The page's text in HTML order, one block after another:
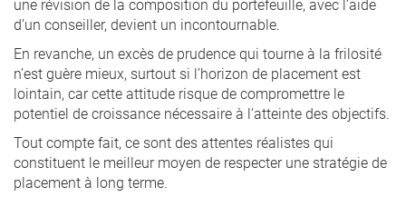
une révision de la composition du portefeuille, avec l’aide
d’un conseiller, devient un incontournable.
En revanche, un excès de prudence qui tourne à la frilosité
n’est guère mieux, surtout si l’horizon de placement est
lointain, car cette attitude risque de compromettre le
potentiel de croissance nécessaire à l’atteinte des objectifs.
Tout compte fait, ce sont des attentes réalistes qui
constituent le meilleur moyen de respecter une stratégie de
placement à long terme.